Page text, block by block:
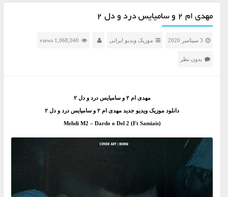
مهدی ام ۲ و سامیایس درد و دل ۲
3 سپتامبر 2020 موزیک ویدیو ایرانی 1,068,040 views
بدون نظر
مهدی ام ۲ و سامیایس درد و دل ۲
دانلود موزیک ویدیو جدید مهدی ام ۲ و سامیایس درد و دل ۲
Mehdi M2 – Dardo o Del 2 (Ft Samiais)